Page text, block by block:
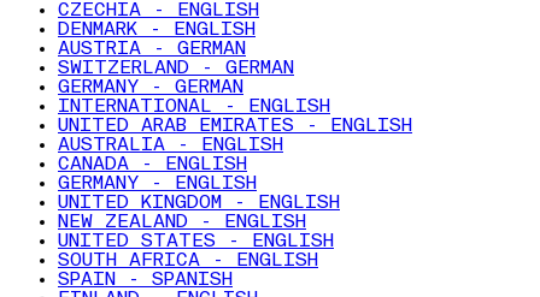
CZECHIA - ENGLISH
DENMARK - ENGLISH
AUSTRIA - GERMAN
SWITZERLAND - GERMAN
GERMANY - GERMAN
INTERNATIONAL - ENGLISH
UNITED ARAB EMIRATES - ENGLISH
AUSTRALIA - ENGLISH
CANADA - ENGLISH
GERMANY - ENGLISH
UNITED KINGDOM - ENGLISH
NEW ZEALAND - ENGLISH
UNITED STATES - ENGLISH
SOUTH AFRICA - ENGLISH
SPAIN - SPANISH